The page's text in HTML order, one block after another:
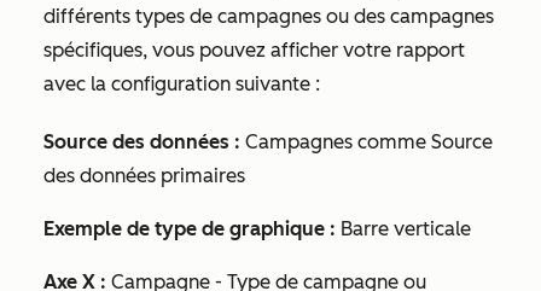
différents types de campagnes ou des campagnes
spécifiques, vous pouvez afficher votre rapport
avec la configuration suivante :
Source des données : Campagnes comme Source
des données primaires
Exemple de type de graphique : Barre verticale
Axe X : Campagne - Type de campagne ou